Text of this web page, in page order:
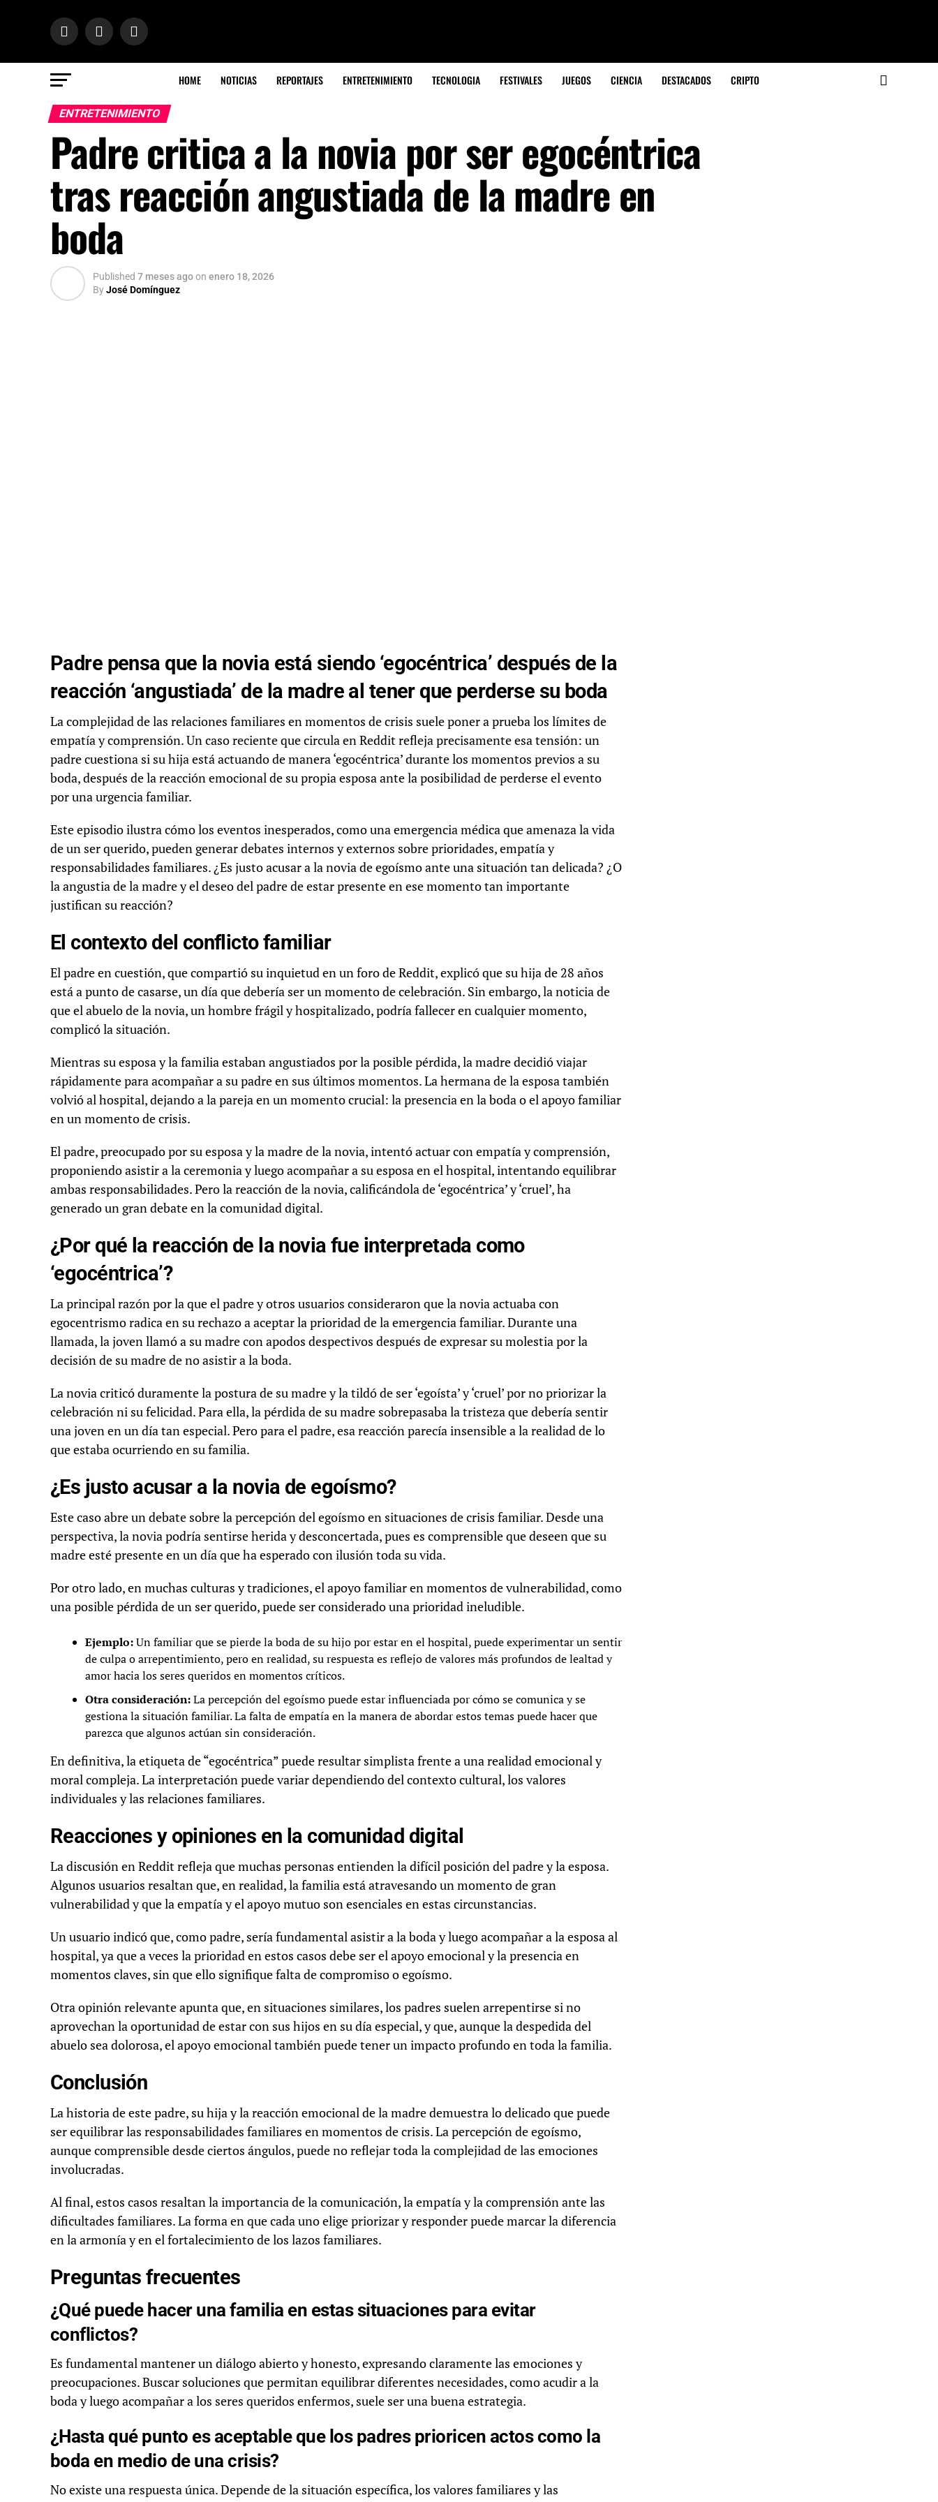
HOME NOTICIAS REPORTAJES ENTRETENIMIENTO TECNOLOGIA FESTIVALES JUEGOS CIENCIA DESTACADOS CRIPTO
ENTRETENIMIENTO
Padre critica a la novia por ser egocéntrica
tras reacción angustiada de la madre en
boda
Published 7 meses agoon enero 18, 2026
ByJosé Domínguez
Padre pensa que la novia está siendo ‘egocéntrica’ después de la
reacción ‘angustiada’ de la madre al tener que perderse su boda
La complejidad de las relaciones familiares en momentos de crisis suele poner a prueba los límites de
empatía y comprensión. Un caso reciente que circula en Reddit refleja precisamente esa tensión: un
padre cuestiona si su hija está actuando de manera ‘egocéntrica’ durante los momentos previos a su
boda, después de la reacción emocional de su propia esposa ante la posibilidad de perderse el evento
por una urgencia familiar.
Este episodio ilustra cómo los eventos inesperados, como una emergencia médica que amenaza la vida
de un ser querido, pueden generar debates internos y externos sobre prioridades, empatía y
responsabilidades familiares. ¿Es justo acusar a la novia de egoísmo ante una situación tan delicada? ¿O
la angustia de la madre y el deseo del padre de estar presente en ese momento tan importante
justifican su reacción?
El contexto del conflicto familiar
El padre en cuestión, que compartió su inquietud en un foro de Reddit, explicó que su hija de 28 años
está a punto de casarse, un día que debería ser un momento de celebración. Sin embargo, la noticia de
que el abuelo de la novia, un hombre frágil y hospitalizado, podría fallecer en cualquier momento,
complicó la situación.
Mientras su esposa y la familia estaban angustiados por la posible pérdida, la madre decidió viajar
rápidamente para acompañar a su padre en sus últimos momentos. La hermana de la esposa también
volvió al hospital, dejando a la pareja en un momento crucial: la presencia en la boda o el apoyo familiar
en un momento de crisis.
El padre, preocupado por su esposa y la madre de la novia, intentó actuar con empatía y comprensión,
proponiendo asistir a la ceremonia y luego acompañar a su esposa en el hospital, intentando equilibrar
ambas responsabilidades. Pero la reacción de la novia, calificándola de ‘egocéntrica’ y ‘cruel’, ha
generado un gran debate en la comunidad digital.
¿Por qué la reacción de la novia fue interpretada como
‘egocéntrica’?
La principal razón por la que el padre y otros usuarios consideraron que la novia actuaba con
egocentrismo radica en su rechazo a aceptar la prioridad de la emergencia familiar. Durante una
llamada, la joven llamó a su madre con apodos despectivos después de expresar su molestia por la
decisión de su madre de no asistir a la boda.
La novia criticó duramente la postura de su madre y la tildó de ser ‘egoísta’ y ‘cruel’ por no priorizar la
celebración ni su felicidad. Para ella, la pérdida de su madre sobrepasaba la tristeza que debería sentir
una joven en un día tan especial. Pero para el padre, esa reacción parecía insensible a la realidad de lo
que estaba ocurriendo en su familia.
¿Es justo acusar a la novia de egoísmo?
Este caso abre un debate sobre la percepción del egoísmo en situaciones de crisis familiar. Desde una
perspectiva, la novia podría sentirse herida y desconcertada, pues es comprensible que deseen que su
madre esté presente en un día que ha esperado con ilusión toda su vida.
Por otro lado, en muchas culturas y tradiciones, el apoyo familiar en momentos de vulnerabilidad, como
una posible pérdida de un ser querido, puede ser considerado una prioridad ineludible.
Ejemplo:Un familiar que se pierde la boda de su hijo por estar en el hospital, puede experimentar un sentir
de culpa o arrepentimiento, pero en realidad, su respuesta es reflejo de valores más profundos de lealtad y
amor hacia los seres queridos en momentos críticos.
Otra consideración:La percepción del egoísmo puede estar influenciada por cómo se comunica y se
gestiona la situación familiar. La falta de empatía en la manera de abordar estos temas puede hacer que
parezca que algunos actúan sin consideración.
En definitiva, la etiqueta de “egocéntrica” puede resultar simplista frente a una realidad emocional y
moral compleja. La interpretación puede variar dependiendo del contexto cultural, los valores
individuales y las relaciones familiares.
Reacciones y opiniones en la comunidad digital
La discusión en Reddit refleja que muchas personas entienden la difícil posición del padre y la esposa.
Algunos usuarios resaltan que, en realidad, la familia está atravesando un momento de gran
vulnerabilidad y que la empatía y el apoyo mutuo son esenciales en estas circunstancias.
Un usuario indicó que, como padre, sería fundamental asistir a la boda y luego acompañar a la esposa al
hospital, ya que a veces la prioridad en estos casos debe ser el apoyo emocional y la presencia en
momentos claves, sin que ello signifique falta de compromiso o egoísmo.
Otra opinión relevante apunta que, en situaciones similares, los padres suelen arrepentirse si no
aprovechan la oportunidad de estar con sus hijos en su día especial, y que, aunque la despedida del
abuelo sea dolorosa, el apoyo emocional también puede tener un impacto profundo en toda la familia.
Conclusión
La historia de este padre, su hija y la reacción emocional de la madre demuestra lo delicado que puede
ser equilibrar las responsabilidades familiares en momentos de crisis. La percepción de egoísmo,
aunque comprensible desde ciertos ángulos, puede no reflejar toda la complejidad de las emociones
involucradas.
Al final, estos casos resaltan la importancia de la comunicación, la empatía y la comprensión ante las
dificultades familiares. La forma en que cada uno elige priorizar y responder puede marcar la diferencia
en la armonía y en el fortalecimiento de los lazos familiares.
Preguntas frecuentes
¿Qué puede hacer una familia en estas situaciones para evitar
conflictos?
Es fundamental mantener un diálogo abierto y honesto, expresando claramente las emociones y
preocupaciones. Buscar soluciones que permitan equilibrar diferentes necesidades, como acudir a la
boda y luego acompañar a los seres queridos enfermos, suele ser una buena estrategia.
¿Hasta qué punto es aceptable que los padres prioricen actos como la
boda en medio de una crisis?
No existe una respuesta única. Depende de la situación específica, los valores familiares y las